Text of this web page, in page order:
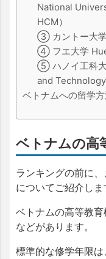
National
HCM）
③ カントー大
④ フエ大学
⑤ ハノイ工科
and Technology
ベトナムへの留学方
ベトナムの高
ランキングの前に
についてご紹介しま
ベトナムの高等教
などがあります。
標準的な修学年限